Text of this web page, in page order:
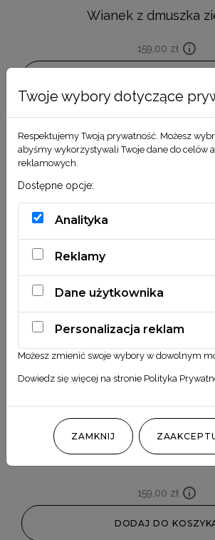
Wianek z dmuszka
159,00 zł
159,00 zł
DODAJ DO
Twoje wybory dotyczące
Respektujemy Twoją prywatność. Możesz
abyśmy wykorzystywali Twoje dane do celów
reklamowych.
Dostępne opcje:
Analityka
Reklamy
Dane użytkownika
Personalizacja reklam
Możesz zmienić swoje wybory w dowolnym
Dowiedz się więcej na stronie Polityka
ZAMKNIJ